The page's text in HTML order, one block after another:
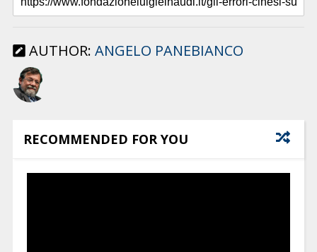
AUTHOR: ANGELO PANEBIANCO
RECOMMENDED FOR YOU